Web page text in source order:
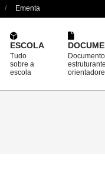
Ementa
ESCOLA
Tudo
sobre a
escola